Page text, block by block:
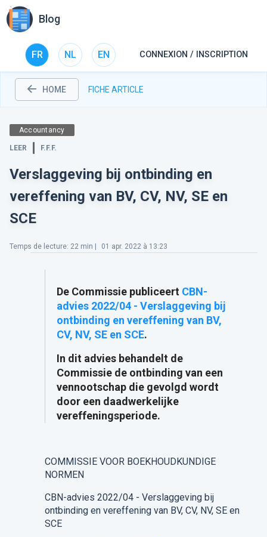
Blog
FR NL EN CONNEXION / INSCRIPTION
HOME FICHE ARTICLE
Accountancy
LEER F.F.F.
Verslaggeving bij ontbinding en
vereffening van BV, CV, NV, SE en
SCE
Temps de lecture: 22 min | 01 apr. 2022 à 13:23
De Commissie publiceert CBN-
advies 2022/04 - Verslaggeving bij
ontbinding en vereffening van BV,
CV, NV, SE en SCE.
In dit advies behandelt de
Commissie de ontbinding van een
vennootschap die gevolgd wordt
door een daadwerkelijke
vereffeningsperiode.
COMMISSIE VOOR BOEKHOUDKUNDIGE
NORMEN
CBN-advies 2022/04 - Verslaggeving bij
ontbinding en vereffening van BV, CV, NV, SE en
SCE